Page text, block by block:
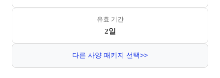
유효 기간
2일
다른 사양 패키지 선택>>